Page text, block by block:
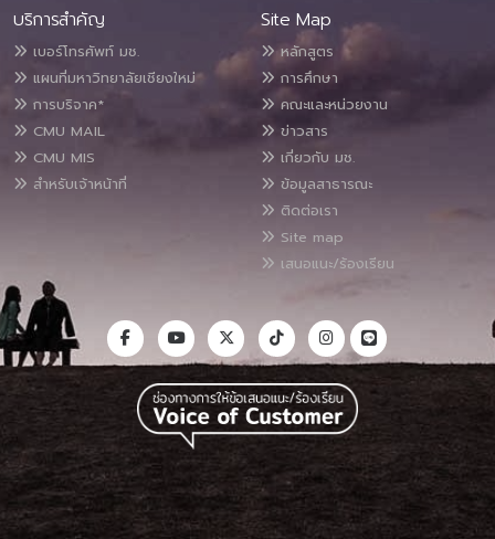
บริการสำคัญ
เบอร์โทรศัพท์ มช.
แผนที่มหาวิทยาลัยเชียงใหม่
การบริจาค*
CMU MAIL
CMU MIS
สำหรับเจ้าหน้าที่
Site Map
หลักสูตร
การศึกษา
คณะและหน่วยงาน
ข่าวสาร
เกี่ยวกับ มช.
ข้อมูลสาธารณะ
ติดต่อเรา
Site map
เสนอแนะ/ร้องเรียน